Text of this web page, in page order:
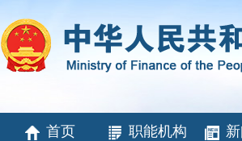
首页 职能机构